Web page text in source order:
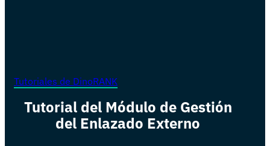
Tutoriales de DinoRANK
Tutorial del Módulo de Gestión
del Enlazado Externo